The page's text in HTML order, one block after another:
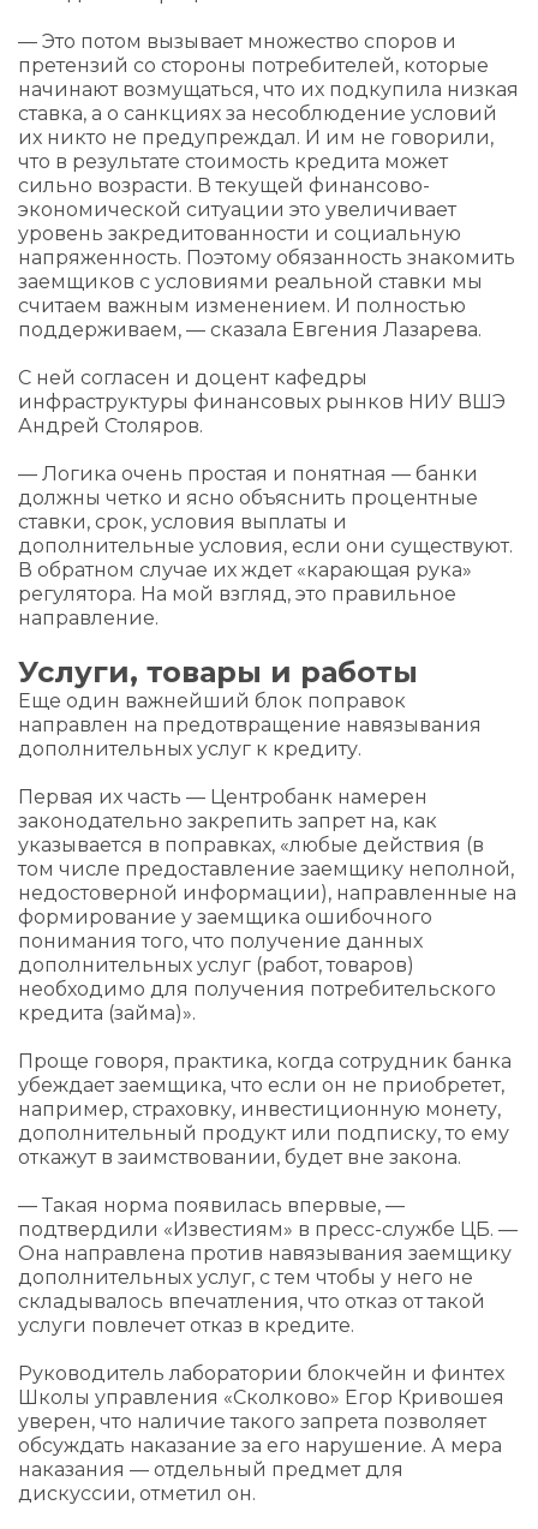
— Это потом вызывает множество споров и
претензий со стороны потребителей, которые
начинают возмущаться, что их подкупила низкая
ставка, а о санкциях за несоблюдение условий
их никто не предупреждал. И им не говорили,
что в результате стоимость кредита может
сильно возрасти. В текущей финансово-
экономической ситуации это увеличивает
уровень закредитованности и социальную
напряженность. Поэтому обязанность знакомить
заемщиков с условиями реальной ставки мы
считаем важным изменением. И полностью
поддерживаем, — сказала Евгения Лазарева.
С ней согласен и доцент кафедры
инфраструктуры финансовых рынков НИУ ВШЭ
Андрей Столяров.
— Логика очень простая и понятная — банки
должны четко и ясно объяснить процентные
ставки, срок, условия выплаты и
дополнительные условия, если они существуют.
В обратном случае их ждет «карающая рука»
регулятора. На мой взгляд, это правильное
направление.
Услуги, товары и работы
Еще один важнейший блок поправок
направлен на предотвращение навязывания
дополнительных услуг к кредиту.
Первая их часть — Центробанк намерен
законодательно закрепить запрет на, как
указывается в поправках, «любые действия (в
том числе предоставление заемщику неполной,
недостоверной информации), направленные на
формирование у заемщика ошибочного
понимания того, что получение данных
дополнительных услуг (работ, товаров)
необходимо для получения потребительского
кредита (займа)».
Проще говоря, практика, когда сотрудник банка
убеждает заемщика, что если он не приобретет,
например, страховку, инвестиционную монету,
дополнительный продукт или подписку, то ему
откажут в заимствовании, будет вне закона.
— Такая норма появилась впервые, —
подтвердили «Известиям» в пресс-службе ЦБ. —
Она направлена против навязывания заемщику
дополнительных услуг, с тем чтобы у него не
складывалось впечатления, что отказ от такой
услуги повлечет отказ в кредите.
Руководитель лаборатории блокчейн и финтех
Школы управления «Сколково» Егор Кривошея
уверен, что наличие такого запрета позволяет
обсуждать наказание за его нарушение. А мера
наказания — отдельный предмет для
дискуссии, отметил он.